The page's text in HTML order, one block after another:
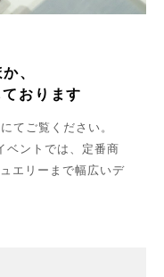
、
おります
にてご覧ください。
ベントでは、定番商
エリーまで幅広いデ